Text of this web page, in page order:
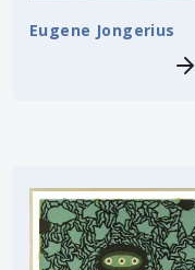
Eugene Jongerius